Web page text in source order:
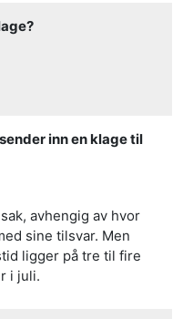
inn en klage til
avhengig av hvor
sine tilsvar. Men
ligger på tre til fire
i juli.